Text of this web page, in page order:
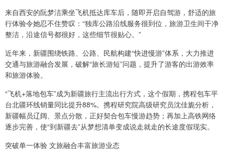
来自西安的阮梦洁乘坐飞机抵达库车后，随即开启自驾游，舒适的旅
行体验令她忍不住赞叹：“独库公路沿线服务很到位，旅游卫生间干净
整洁，沿途信号都很好，这些细节很贴心。”
近年来，新疆围绕铁路、公路、民航构建“快进慢游”体系，大力推进
交通与旅游融合发展，破解“旅长游短”问题，提升了游客的出游效率
和旅游体验。
“飞机+落地包车”成为新疆旅行主流出行方式，这个假期，携程包车平
台北疆环线销量同比提升88%。携程研究院高级研究员沈佳旎分析，
新疆幅员辽阔、景点分散，正好契合包车慢游趋势；再加上高铁网络
逐步完善，使“到新疆去”从梦想清单变成说走就走的长途度假现实。
突破单一体验 文旅融合丰富旅游业态